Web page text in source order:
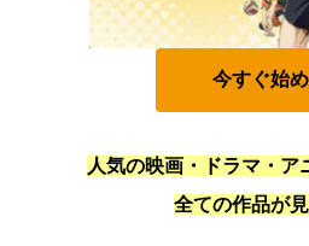
今すぐ始
人気の映画・ドラマ・ア
全ての作品が見